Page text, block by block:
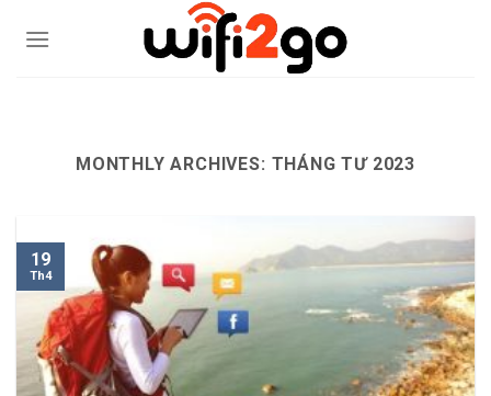
MONTHLY ARCHIVES: THÁNG TƯ 2023
19
Th4